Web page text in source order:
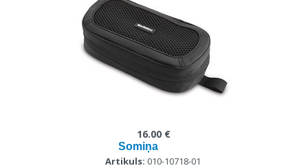
Somiņa
Artikuls: 010-10718-01
16.00 €